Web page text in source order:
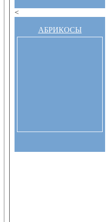
<
АБРИКОСЫ